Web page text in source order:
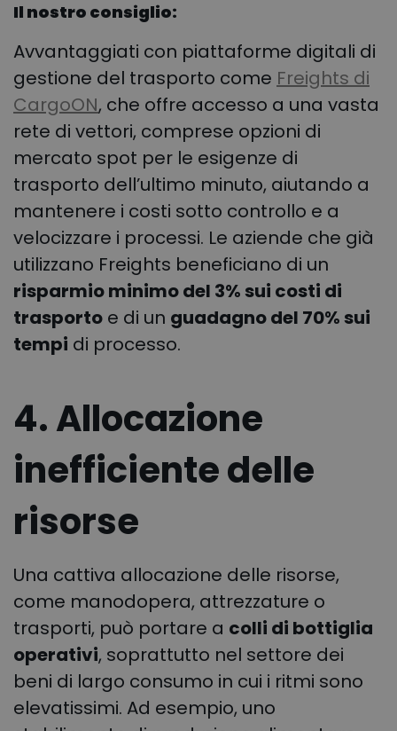
Il nostro consiglio:
Avvantaggiati con piattaforme digitali di
gestione del trasporto come Freights di
CargoON, che offre accesso a una vasta
rete di vettori, comprese opzioni di
mercato spot per le esigenze di
trasporto dell’ultimo minuto, aiutando a
mantenere i costi sotto controllo e a
velocizzare i processi. Le aziende che già
utilizzano Freights beneficiano di un
risparmio minimo del 3% sui costi di
trasporto e di un guadagno del 70% sui
tempi di processo.
4. Allocazione
inefficiente delle
risorse
Una cattiva allocazione delle risorse,
come manodopera, attrezzature o
trasporti, può portare a colli di bottiglia
operativi, soprattutto nel settore dei
beni di largo consumo in cui i ritmi sono
elevatissimi. Ad esempio, uno